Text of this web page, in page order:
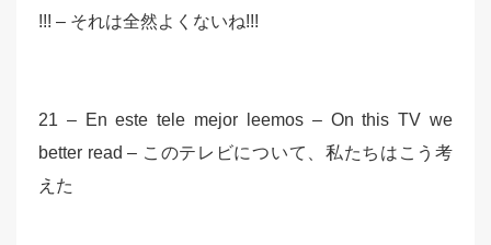
!!! – それは全然よくないね!!!
21 – En este tele mejor leemos – On this TV we
better read – このテレビについて、私たちはこう考
えた